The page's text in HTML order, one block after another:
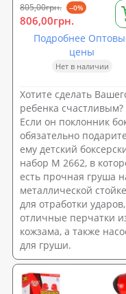
805,00грн. --0%
806,00грн.
Подробнее
цены
Нет в наличии
Хотите сделать
ребенка счастливым?
Если он поклонник
обязательно подарите
ему детский
набор M 2662, в
есть прочная груша
металлической стойке
для отработки ударов,
отличные перчатки
кожзама, а также
для груши.